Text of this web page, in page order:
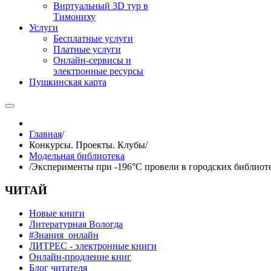
Виртуальный 3D тур в
Тимониху
Услуги
Бесплатные услуги
Платные услуги
Онлайн-сервисы и
электронные ресурсы
Пушкинская карта
Главная/
Конкурсы. Проекты. Клубы/
Модельная библиотека
/Эксперименты при -196°C провели в городских
ЧИТАЙ
Новые книги
Литературная Вологда
#Знания_онлайн
ЛИТРЕС - электронные книги
Онлайн-продление книг
Блог читателя